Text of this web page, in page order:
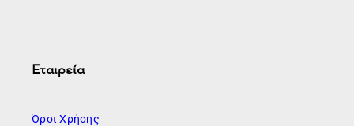
Εταιρεία
Όροι Χρήσης